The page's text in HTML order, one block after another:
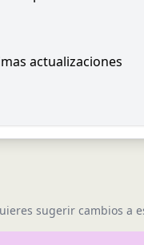
actualizaciones
sugerir cambios a